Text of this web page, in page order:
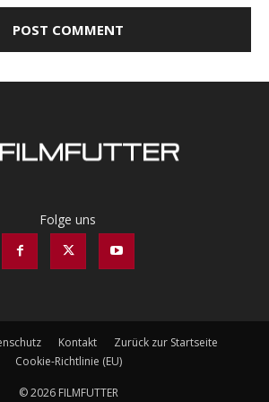
Folge uns
Kontakt
Zurück zur Startseite
Cookie-Richtlinie (EU)
© 2026 FILMFUTTER